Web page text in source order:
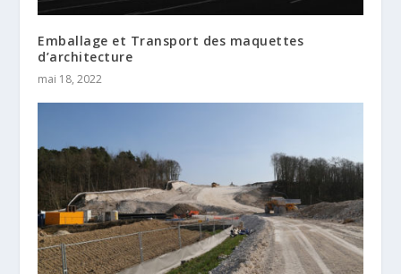
Emballage et Transport des maquettes
d’architecture
mai 18, 2022